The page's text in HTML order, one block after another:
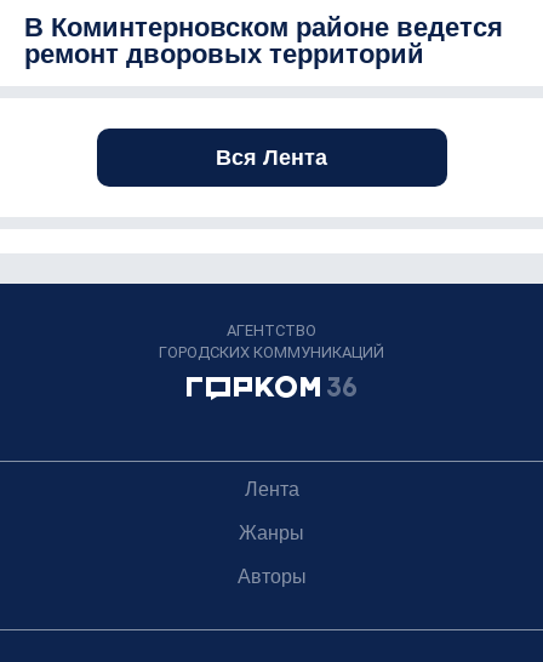
В Коминтерновском районе ведется
ремонт дворовых территорий
Вся Лента
АГЕНТСТВО
ГОРОДСКИХ КОММУНИКАЦИЙ
Лента
Жанры
Авторы